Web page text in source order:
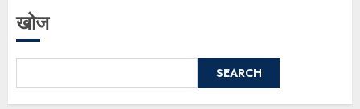
खोज
SEARCH